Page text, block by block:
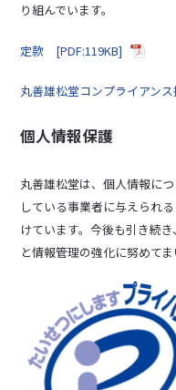
り組んでいます。
定款 [PDF:119KB]
丸善雄松堂コンプライアン
個人情報保護
丸善雄松堂は、個人情報に
している事業者に与えられ
けています。今後も引き続
と情報管理の強化に努めてま